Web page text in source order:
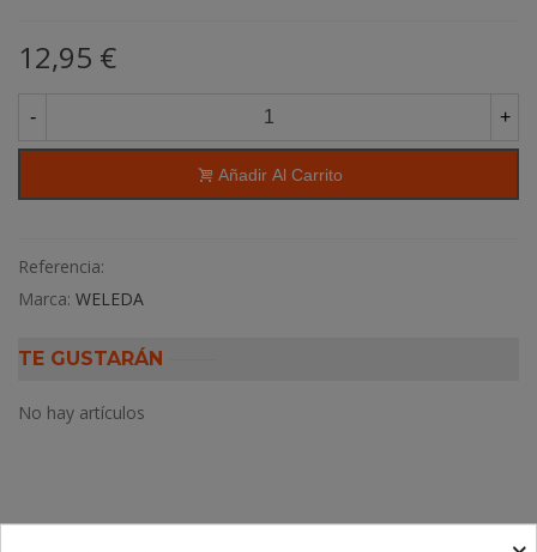
12,95 €
- +
Añadir Al Carrito
Referencia:
Marca: WELEDA
TE GUSTARÁN
No hay artículos